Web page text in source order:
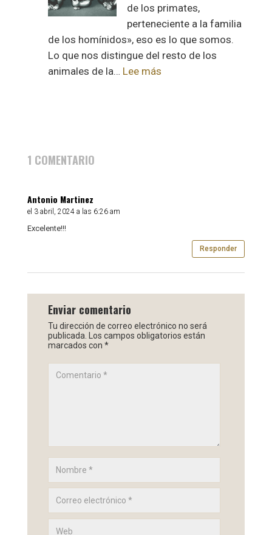
de los primates,
perteneciente a la familia
de los homínidos», eso es lo que somos.
Lo que nos distingue del resto de los
animales de la… Lee más:
1 COMENTARIO
Antonio Martinez
el 3 abril, 2024 a las 6:26 am
Excelente!!!
Responder
Enviar comentario
Tu dirección de correo electrónico no será
publicada. Los campos obligatorios están
marcados con *